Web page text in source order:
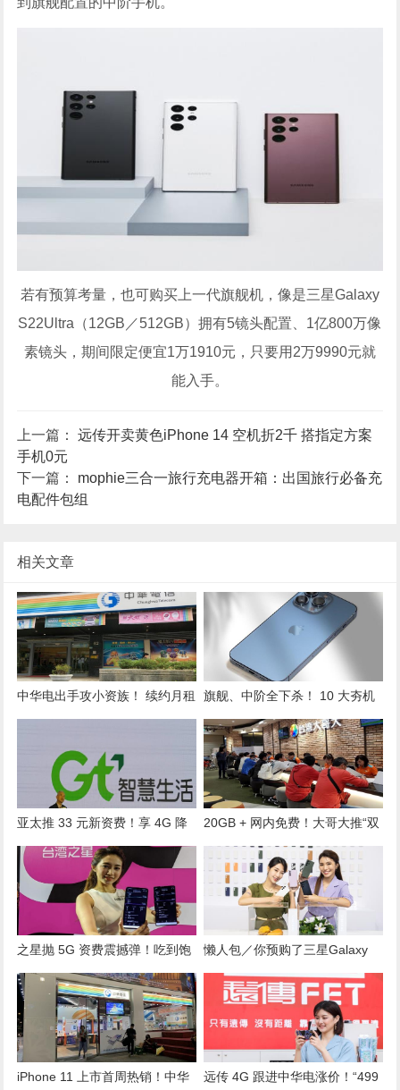
若有预算考量，也可购买上一代旗舰机，像是三星Galaxy
S22Ultra（12GB／512GB）拥有5镜头配置、1亿800万像
素镜头，期间限定便宜1万1910元，只要用2万9990元就
能入手。
上一篇：远传开卖黄色iPhone 14 空机折2千 搭指定方案
手机0元
下一篇： mophie三合一旅行充电器开箱：出国旅行必备充
电配件包组
相关文章
中华电出手攻小资族！ 续约月租
旗舰、中阶全下杀！ 10 大夯机
限时特价 最高 56 折
亚太推 33 元新资费！享 4G 降
速吃到饱、网内免费
20GB + 网内免费！大哥大推“双
12”399 方案
之星抛 5G 资费震撼弹！吃到饱
直接下杀 699 元
懒人包／你预购了三星Galaxy
S23吗？不同平台赠品一次
看、“有无预购”都有好康可拿！
iPhone 11 上市首周热销！中华 远传 4G 跟进中华电涨价！“499